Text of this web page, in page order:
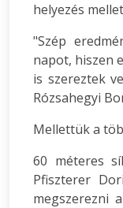
helyezés
"Szép
napot, hiszen
is szereztek
Rózsahegyi
Mellettük a
60 méteres
Pfiszterer
megszerezni